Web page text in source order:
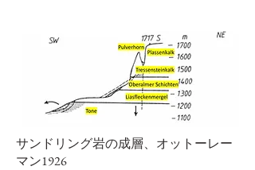
サンドリング岩の成層、オットーレー
マン1926